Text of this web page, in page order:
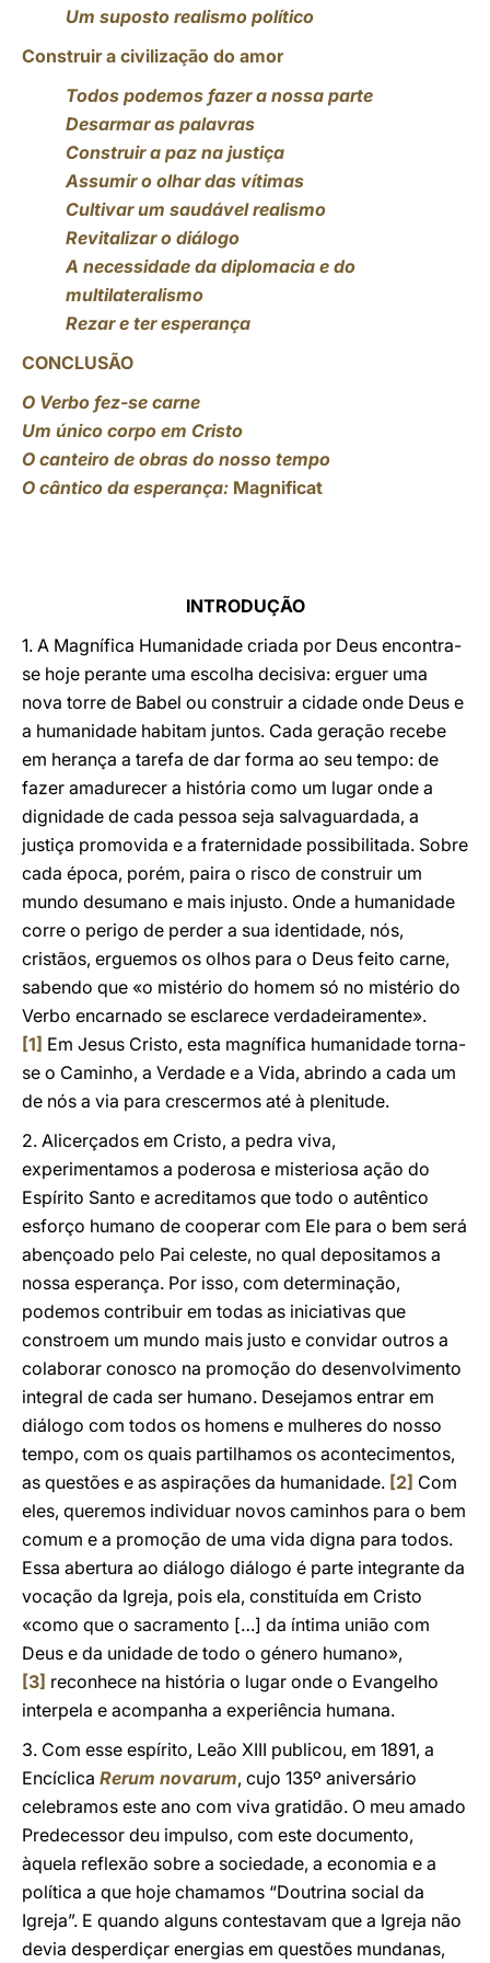
Um suposto realismo político
Construir a civilização do amor
Todos podemos fazer a nossa parte
Desarmar as palavras
Construir a paz na justiça
Assumir o olhar das vítimas
Cultivar um saudável realismo
Revitalizar o diálogo
A necessidade da diplomacia e do
multilateralismo
Rezar e ter esperança
CONCLUSÃO
O Verbo fez-se carne
Um único corpo em Cristo
O canteiro de obras do nosso tempo
O cântico da esperança: Magnificat
INTRODUÇÃO
1. A Magnífica Humanidade criada por Deus encontra-
se hoje perante uma escolha decisiva: erguer uma
nova torre de Babel ou construir a cidade onde Deus e
a humanidade habitam juntos. Cada geração recebe
em herança a tarefa de dar forma ao seu tempo: de
fazer amadurecer a história como um lugar onde a
dignidade de cada pessoa seja salvaguardada, a
justiça promovida e a fraternidade possibilitada. Sobre
cada época, porém, paira o risco de construir um
mundo desumano e mais injusto. Onde a humanidade
corre o perigo de perder a sua identidade, nós,
cristãos, erguemos os olhos para o Deus feito carne,
sabendo que «o mistério do homem só no mistério do
Verbo encarnado se esclarece verdadeiramente».
[1] Em Jesus Cristo, esta magnífica humanidade torna-
se o Caminho, a Verdade e a Vida, abrindo a cada um
de nós a via para crescermos até à plenitude.
2. Alicerçados em Cristo, a pedra viva,
experimentamos a poderosa e misteriosa ação do
Espírito Santo e acreditamos que todo o autêntico
esforço humano de cooperar com Ele para o bem será
abençoado pelo Pai celeste, no qual depositamos a
nossa esperança. Por isso, com determinação,
podemos contribuir em todas as iniciativas que
constroem um mundo mais justo e convidar outros a
colaborar conosco na promoção do desenvolvimento
integral de cada ser humano. Desejamos entrar em
diálogo com todos os homens e mulheres do nosso
tempo, com os quais partilhamos os acontecimentos,
as questões e as aspirações da humanidade. [2] Com
eles, queremos individuar novos caminhos para o bem
comum e a promoção de uma vida digna para todos.
Essa abertura ao diálogo diálogo é parte integrante da
vocação da Igreja, pois ela, constituída em Cristo
«como que o sacramento […] da íntima união com
Deus e da unidade de todo o género humano»,
[3] reconhece na história o lugar onde o Evangelho
interpela e acompanha a experiência humana.
3. Com esse espírito, Leão XIII publicou, em 1891, a
Encíclica Rerum novarum, cujo 135º aniversário
celebramos este ano com viva gratidão. O meu amado
Predecessor deu impulso, com este documento,
àquela reflexão sobre a sociedade, a economia e a
política a que hoje chamamos “Doutrina social da
Igreja”. E quando alguns contestavam que a Igreja não
devia desperdiçar energias em questões mundanas,